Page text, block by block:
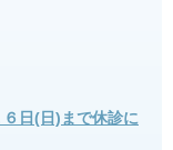
日(日)まで休診に